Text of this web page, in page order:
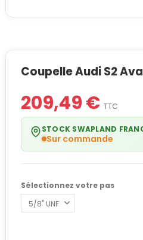
Coupelle Audi S2
209,49 € TTC
STOCK SWAPLAND
Sur commande
Sélectionnez votre pas